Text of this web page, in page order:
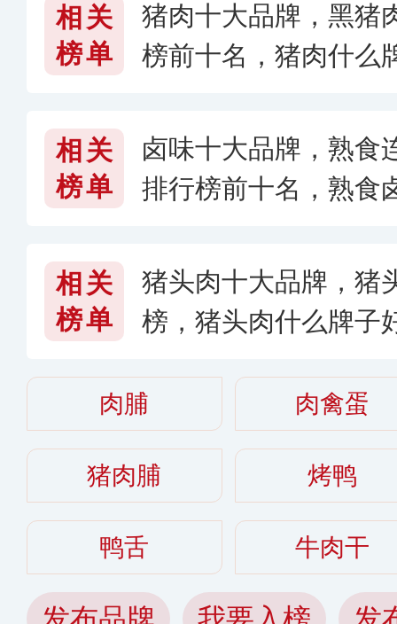
相关
榜单
猪肉十大品牌，黑猪
榜前十名，猪肉什么
相关
榜单
卤味十大品牌，熟食
排行榜前十名，熟食
相关
榜单
猪头肉十大品牌，猪
榜，猪头肉什么牌子
肉脯 肉禽蛋
猪肉脯 烤鸭
鸭舌 牛肉干